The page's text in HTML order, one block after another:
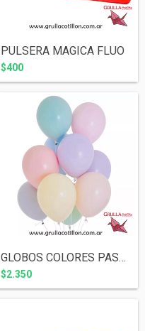
PULSERA MAGICA FLUO
$400
GLOBOS COLORES PASTEL 12" x10 SURTIDOS
$2.350